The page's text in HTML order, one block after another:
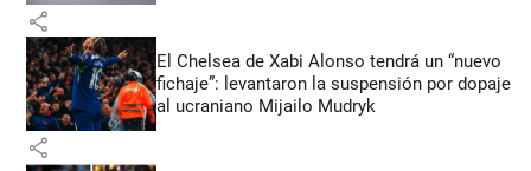
share
El Chelsea de Xabi Alonso tendrá un “nuevo
fichaje”: levantaron la suspensión por dopaje
al ucraniano Mijailo Mudryk
share